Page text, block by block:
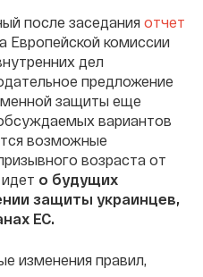
после заседания отчет
Европейской комиссии
дел
предложение
защиты еще
вариантов
возможные
возраста от
о будущих
защиты украинцев,
ЕС.
изменения правил,